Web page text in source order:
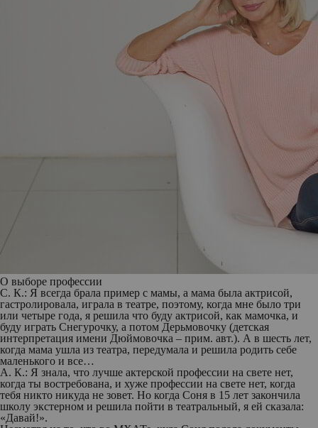
О выборе профессии
С. К.: Я всегда брала пример с мамы, а мама была актрисой,
гастролировала, играла в театре, поэтому, когда мне было три
или четыре года, я решила что буду актрисой, как мамочка, и
буду играть Снегурочку, а потом Дерьмовочку (детская
интерпретация имени Дюймовочка – прим. авт.). А в шесть лет,
когда мама ушла из театра, передумала и решила родить себе
маленького и все…
А. К.: Я знала, что лучше актерской профессии на свете нет,
когда ты востребована, и хуже профессии на свете нет, когда
тебя никто никуда не зовет. Но когда Соня в 15 лет закончила
школу экстерном и решила пойти в театральный, я ей сказала:
«Давай!».